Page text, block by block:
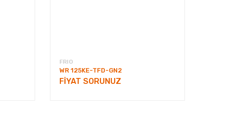
FRIO
WR 125KE-TFD-GN2
FİYAT SORUNUZ